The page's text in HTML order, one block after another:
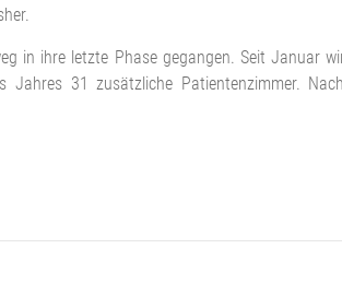
in ihre letzte Phase gegangen. Seit Januar
Jahres 31 zusätzliche Patientenzimmer.